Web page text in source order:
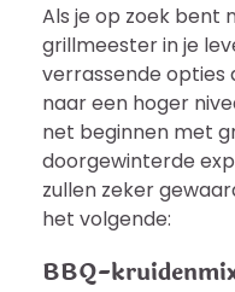
Als je op zoek bent
grillmeester in je
verrassende
naar een hoger
net beginnen met
doorgewinterde
zullen zeker
het volgende:
BBQ-